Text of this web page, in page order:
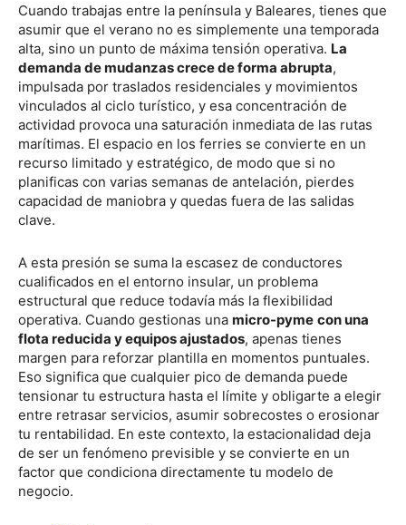
Cuando trabajas entre la península y Baleares, tienes que
asumir que el verano no es simplemente una temporada
alta, sino un punto de máxima tensión operativa. La
demanda de mudanzas crece de forma abrupta,
impulsada por traslados residenciales y movimientos
vinculados al ciclo turístico, y esa concentración de
actividad provoca una saturación inmediata de las rutas
marítimas. El espacio en los ferries se convierte en un
recurso limitado y estratégico, de modo que si no
planificas con varias semanas de antelación, pierdes
capacidad de maniobra y quedas fuera de las salidas
clave.
A esta presión se suma la escasez de conductores
cualificados en el entorno insular, un problema
estructural que reduce todavía más la flexibilidad
operativa. Cuando gestionas una micro-pyme con una
flota reducida y equipos ajustados, apenas tienes
margen para reforzar plantilla en momentos puntuales.
Eso significa que cualquier pico de demanda puede
tensionar tu estructura hasta el límite y obligarte a elegir
entre retrasar servicios, asumir sobrecostes o erosionar
tu rentabilidad. En este contexto, la estacionalidad deja
de ser un fenómeno previsible y se convierte en un
factor que condiciona directamente tu modelo de
negocio.